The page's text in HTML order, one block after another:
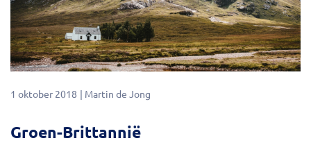
1 oktober 2018 Martin de Jong
Groen-Brittannië